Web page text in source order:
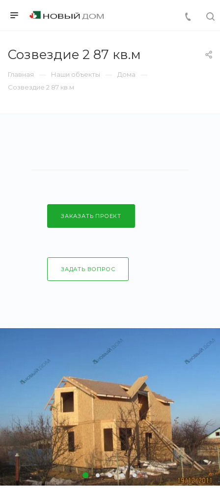
Созвездие 2 87 кв.м
Главная Наши объекты
Дома
Созвездие 2 87 кв.м
ЗАКАЗАТЬ ПРОЕКТ
ЗАДАТЬ ВОПРОС